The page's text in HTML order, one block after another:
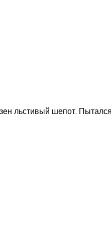
льстивый шепот.